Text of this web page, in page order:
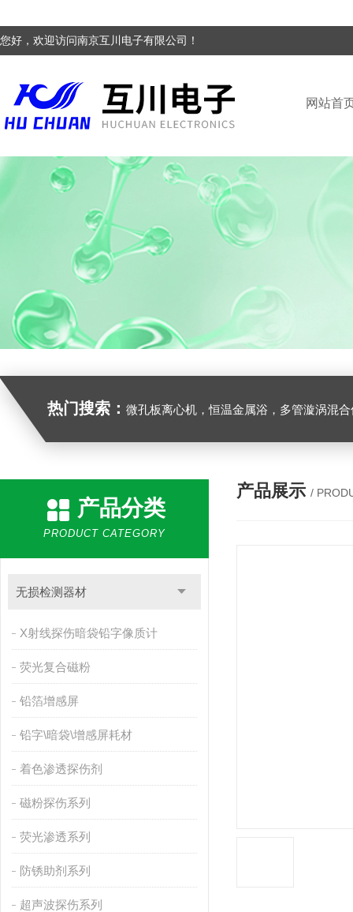
您好，欢迎访问南京互川电子有限公司！
网站首
热门搜索： 微孔板离心机，恒温金属浴，多管漩涡混合仪，梅毒旋转仪,红外线灭菌器，微孔板恒温振荡器，恒温混匀仪，水平摇床，牛奶抗生素恒
产品分类
PRODUCT CATEGORY
无损检测器材
X射线探伤暗袋铅字像质计
荧光复合磁粉
铅箔增感屏
铅字\暗袋\增感屏耗材
着色渗透探伤剂
磁粉探伤系列
荧光渗透系列
防锈助剂系列
超声波探伤系列
产品展示 /